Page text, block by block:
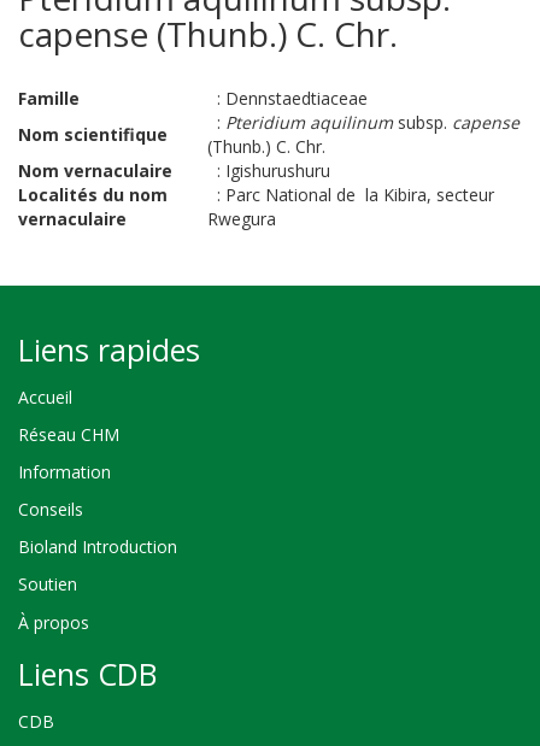
capense (Thunb.) C. Chr.
Famille : Dennstaedtiaceae
Nom scientifique
: Pteridium aquilinumsubsp. capense
(Thunb.) C. Chr.
Nom vernaculaire
: Igishurushuru
Localités du nom
vernaculaire
: Parc National de la Kibira, secteur
Rwegura
Liens rapides
Accueil
Réseau CHM
Information
Conseils
Bioland Introduction
Soutien
À propos
Liens CDB
CDB